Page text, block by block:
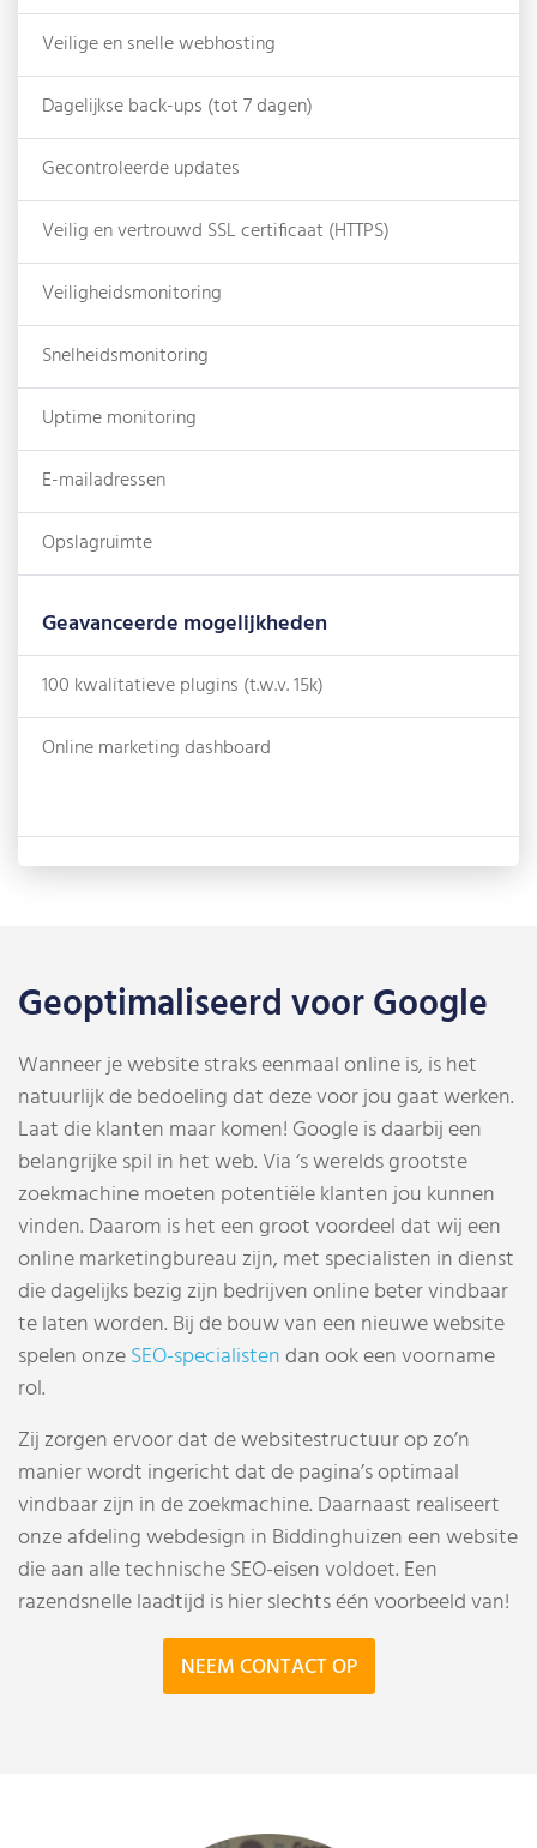
Veilige en snelle webhosting
Dagelijkse back-ups (tot 7 dagen)
Gecontroleerde updates
Veilig en vertrouwd SSL certificaat (HTTPS)
Veiligheidsmonitoring
Snelheidsmonitoring
Uptime monitoring
E-mailadressen
Opslagruimte
Geavanceerde mogelijkheden
100 kwalitatieve plugins (t.w.v. 15k)
Online marketing dashboard
Geoptimaliseerd voor Google
Wanneer je website straks eenmaal online is, is het
natuurlijk de bedoeling dat deze voor jou gaat werken.
Laat die klanten maar komen! Google is daarbij een
belangrijke spil in het web. Via ‘s werelds grootste
zoekmachine moeten potentiële klanten jou kunnen
vinden. Daarom is het een groot voordeel dat wij een
online marketingbureau zijn, met specialisten in dienst
die dagelijks bezig zijn bedrijven online beter vindbaar
te laten worden. Bij de bouw van een nieuwe website
spelen onzeSEO-specialistendan ook een voorname
rol.
Zij zorgen ervoor dat de websitestructuur op zo’n
manier wordt ingericht dat de pagina’s optimaal
vindbaar zijn in de zoekmachine. Daarnaast realiseert
onze afdeling webdesign in Biddinghuizen een website
die aan alle technische SEO-eisen voldoet. Een
razendsnelle laadtijd is hier slechts één voorbeeld van!
NEEM CONTACT OP